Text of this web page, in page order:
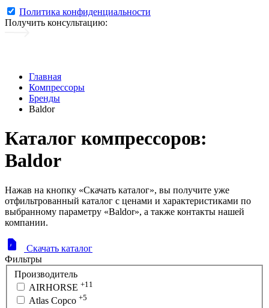
Политика конфиденциальности
Получить консультацию:
Главная
Компрессоры
Бренды
Baldor
Каталог компрессоров:
Baldor
Нажав на кнопку «Скачать каталог», вы получите уже
отфильтрованный каталог с ценами и характеристиками по
выбранному параметру «Baldor», а также контакты нашей
компании.
Скачать каталог
Фильтры
Производитель
AIRHORSE +11
Atlas Copco +5